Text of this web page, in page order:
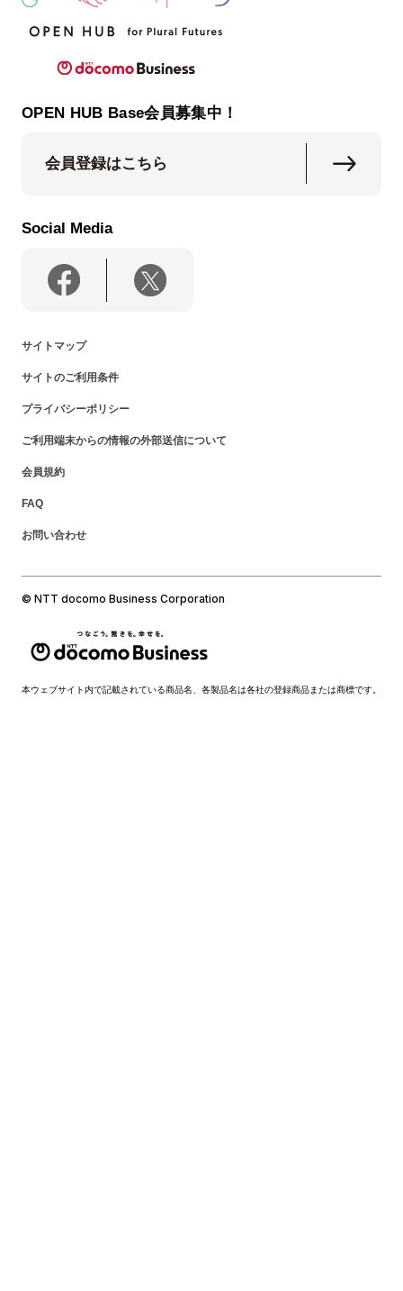
OPEN HUB Base会員募集中！
会員登録はこちら
Social Media
サイトマップ
サイトのご利用条件
プライバシーポリシー
ご利用端末からの情報の外部送信について
会員規約
FAQ
お問い合わせ
© NTT docomo Business Corporation
本ウェブサイト内で記載されている商品名、各製品名は各社の登録商品または商標です。